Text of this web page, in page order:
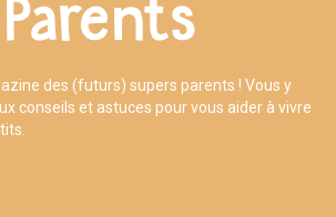
des (futurs) supers parents ! Vous y
conseils et astuces pour vous aider à vivre